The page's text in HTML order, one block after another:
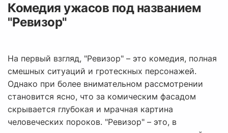
Комедия ужасов под названием
"Ревизор"
На первый взгляд, "Ревизор" – это комедия, полная
смешных ситуаций и гротескных персонажей.
Однако при более внимательном рассмотрении
становится ясно, что за комическим фасадом
скрывается глубокая и мрачная картина
человеческих пороков. "Ревизор" – это, в